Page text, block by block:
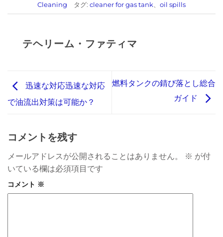
Cleaning タグ: cleaner for gas tank oil spills
テヘリーム・ファティマ
迅速な対応迅速な対応
で油流出対策は可能か？
燃料タンクの錆び落とし総合
ガイド
コメントを残す
メールアドレスが公開されることはありません。 ※ が付
いている欄は必須項目です
コメント ※